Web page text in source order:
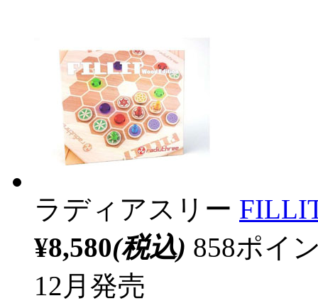
ラディアスリー
¥8,580(税込) 858ポイ
12月発売